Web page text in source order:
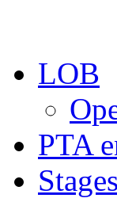
LOB
PTA
Stages